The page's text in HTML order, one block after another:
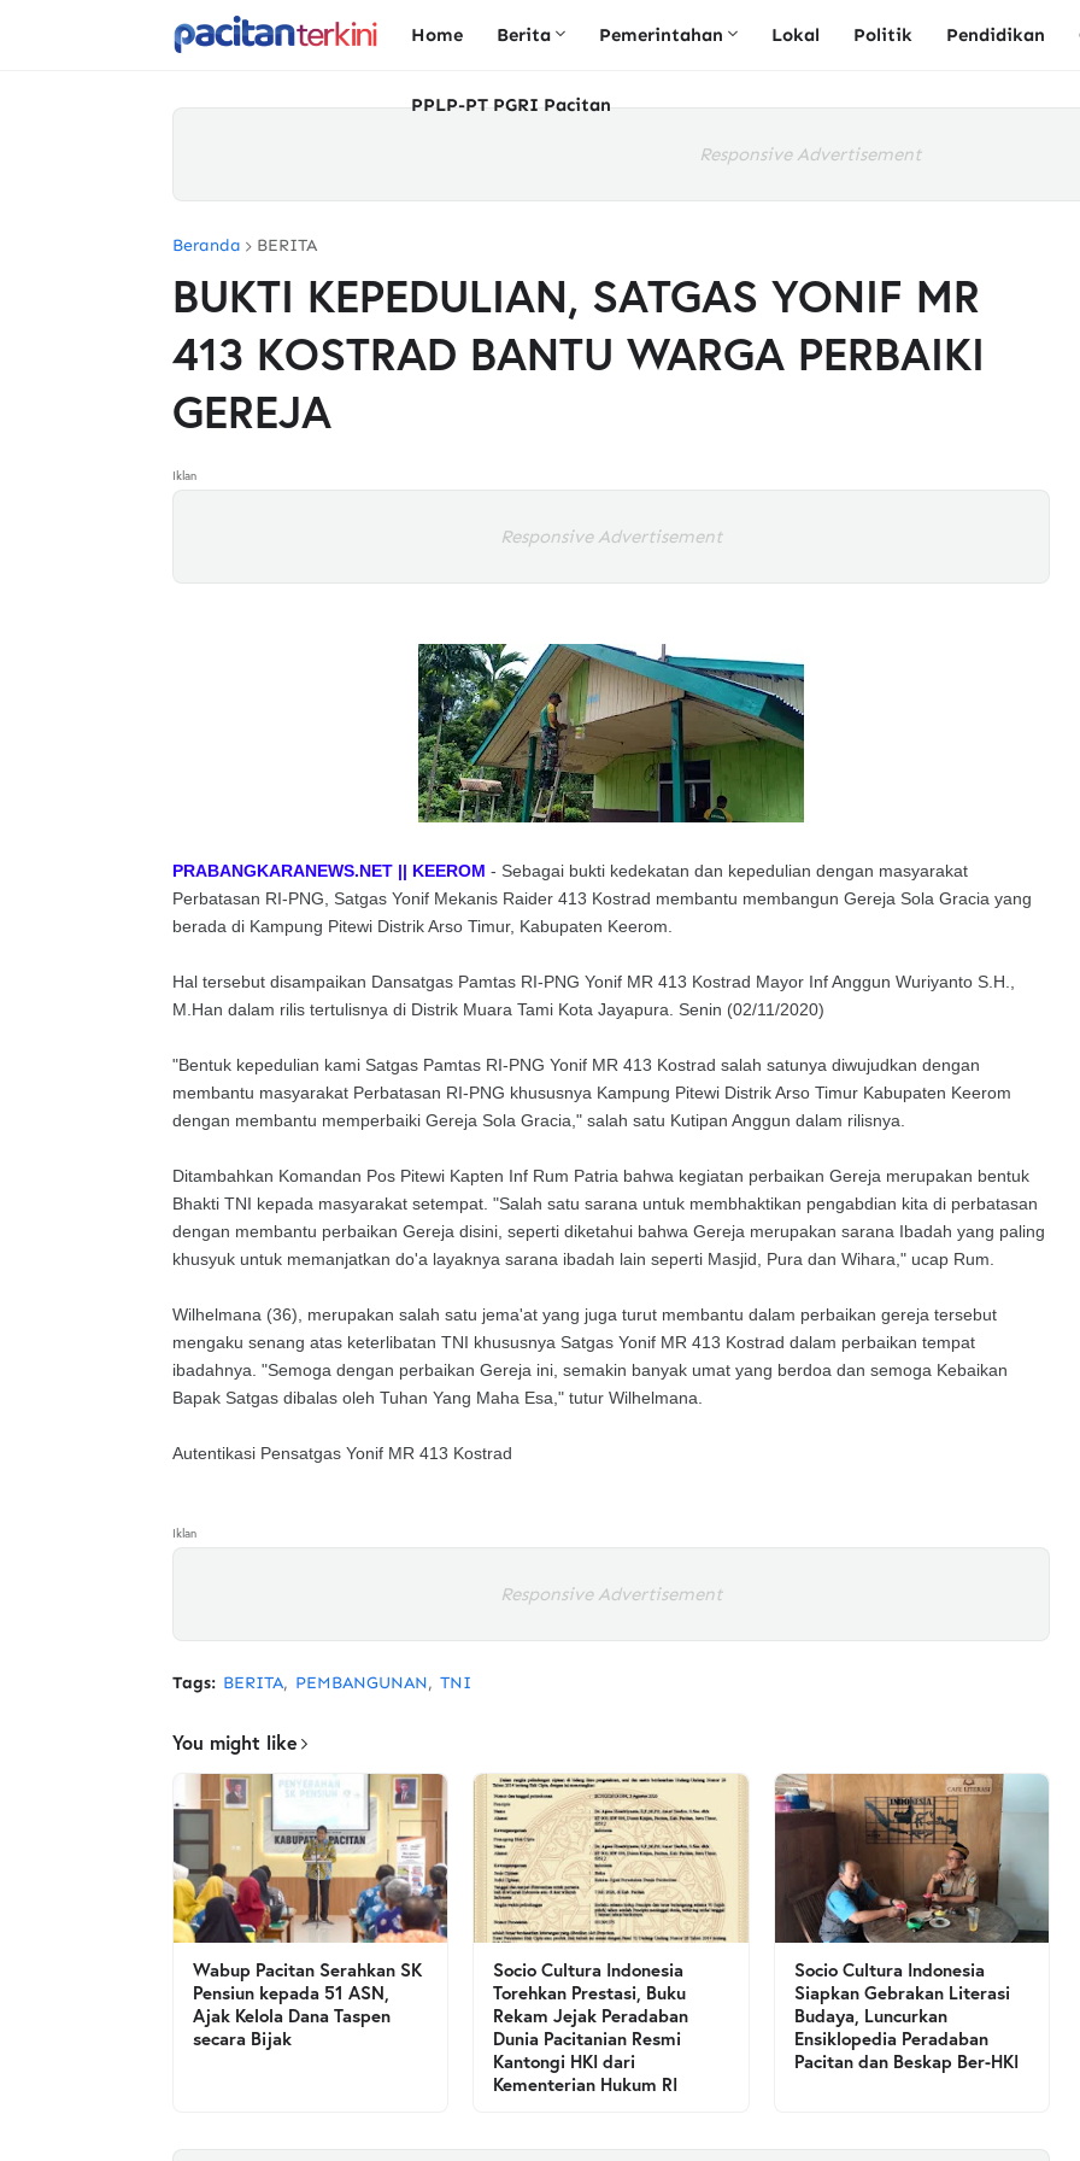
Home Berita Pemerintahan Lokal Politik Pendidikan
PPLP-PT PGRI Pacitan
Responsive Advertisement
Beranda BERITA
BUKTI KEPEDULIAN, SATGAS YONIF MR
413 KOSTRAD BANTU WARGA PERBAIKI
GEREJA
Iklan
Responsive Advertisement
PRABANGKARANEWS.NET || KEEROM - Sebagai bukti kedekatan dan kepedulian dengan masyarakat
Perbatasan RI-PNG, Satgas Yonif Mekanis Raider 413 Kostrad membantu membangun Gereja Sola Gracia yang
berada di Kampung Pitewi Distrik Arso Timur, Kabupaten Keerom.
Hal tersebut disampaikan Dansatgas Pamtas RI-PNG Yonif MR 413 Kostrad Mayor Inf Anggun Wuriyanto S.H.,
M.Han dalam rilis tertulisnya di Distrik Muara Tami Kota Jayapura. Senin (02/11/2020)
"Bentuk kepedulian kami Satgas Pamtas RI-PNG Yonif MR 413 Kostrad salah satunya diwujudkan dengan
membantu masyarakat Perbatasan RI-PNG khususnya Kampung Pitewi Distrik Arso Timur Kabupaten Keerom
dengan membantu memperbaiki Gereja Sola Gracia," salah satu Kutipan Anggun dalam rilisnya.
Ditambahkan Komandan Pos Pitewi Kapten Inf Rum Patria bahwa kegiatan perbaikan Gereja merupakan bentuk
Bhakti TNI kepada masyarakat setempat. "Salah satu sarana untuk membhaktikan pengabdian kita di perbatasan
dengan membantu perbaikan Gereja disini, seperti diketahui bahwa Gereja merupakan sarana Ibadah yang paling
khusyuk untuk memanjatkan do'a layaknya sarana ibadah lain seperti Masjid, Pura dan Wihara," ucap Rum.
Wilhelmana (36), merupakan salah satu jema'at yang juga turut membantu dalam perbaikan gereja tersebut
mengaku senang atas keterlibatan TNI khususnya Satgas Yonif MR 413 Kostrad dalam perbaikan tempat
ibadahnya. "Semoga dengan perbaikan Gereja ini, semakin banyak umat yang berdoa dan semoga Kebaikan
Bapak Satgas dibalas oleh Tuhan Yang Maha Esa," tutur Wilhelmana.
Autentikasi Pensatgas Yonif MR 413 Kostrad
Iklan
Responsive Advertisement
Tags: BERITA PEMBANGUNAN TNI
You might like
Wabup Pacitan Serahkan SK
Pensiun kepada 51 ASN,
Ajak Kelola Dana Taspen
secara Bijak
Socio Cultura Indonesia
Torehkan Prestasi, Buku
Rekam Jejak Peradaban
Dunia Pacitanian Resmi
Kantongi HKI dari
Kementerian Hukum RI
Socio Cultura Indonesia
Siapkan Gebrakan Literasi
Budaya, Luncurkan
Ensiklopedia Peradaban
Pacitan dan Beskap Ber-HKI